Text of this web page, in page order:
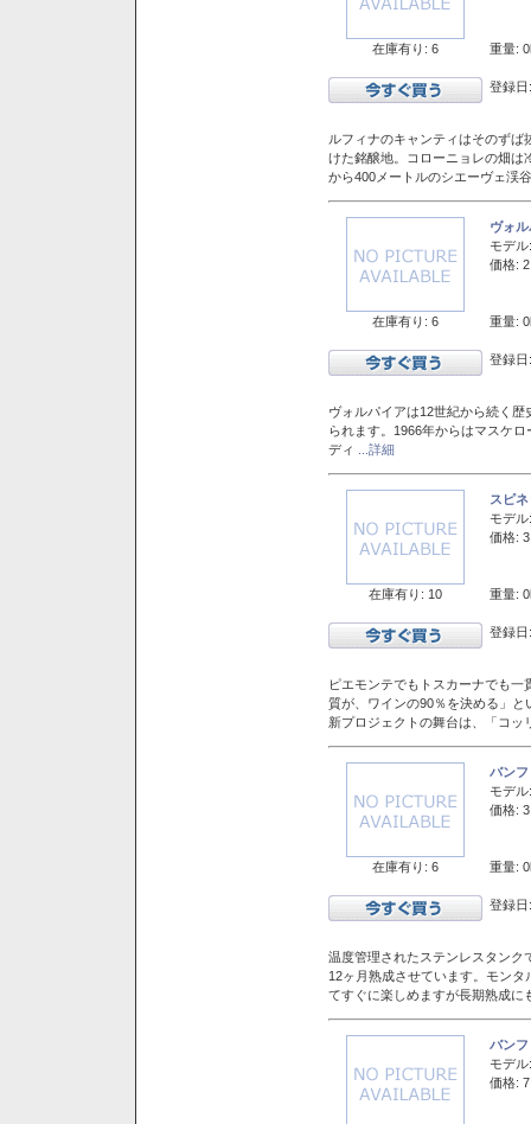
在庫有り: 6 重量:
登録
ルフィナのキャンティはそのず
けた銘醸地。コローニョレの畑は
から400メートルのシエーヴェ渓
在庫有り: 6
ヴォ
モデル:
価格:
重量:
登録
ヴォルパイアは12世紀から続く
られます。1966年からはマスケ
ディ
...詳細
在庫有り: 10
スピ
モデル:
価格:
重量:
登録
ピエモンテでもトスカーナでも
質が、ワインの90％を決める」
新プロジェクトの舞台は、「コ
在庫有り: 6
バン
モデル:
価格:
重量:
登録
温度管理されたステンレスタンク
12ヶ月熟成させています。モン
てすぐに楽しめますが長期熟成に
バン
モデル:
価格: